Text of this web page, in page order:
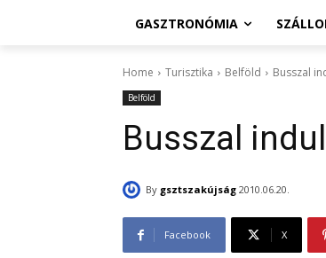
GASZTRONÓMIA
Home Turisztika Belföld Busszal
Belföld
Busszal
By gsztszakújság 2010.06.20.
Facebook X